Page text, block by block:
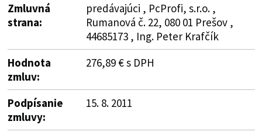
Zmluvná
strana:
predávajúci , PcProfi, s.r.o. ,
Rumanová č. 22, 080 01 Prešov ,
44685173 , Ing. Peter Krafčík
Hodnota
zmluv:
276,89 € s DPH
Podpísanie
zmluvy:
15. 8. 2011